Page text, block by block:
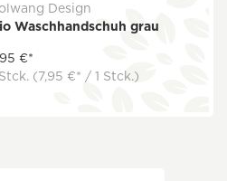
Design
Waschhandschuh grau
€*
(7,95 €* / 1 Stck.)